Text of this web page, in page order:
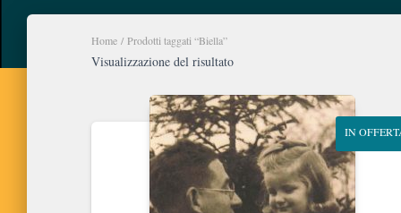
Home / Prodotti taggati “Biella”
Visualizzazione del risultato
IN